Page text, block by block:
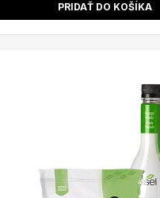
PRIDAŤ DO KOŠÍKA